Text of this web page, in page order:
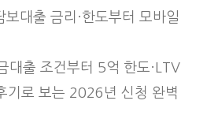
보대출 금리·한도부터 모바일
대출 조건부터 5억 한도·LTV
기로 보는 2026년 신청 완벽